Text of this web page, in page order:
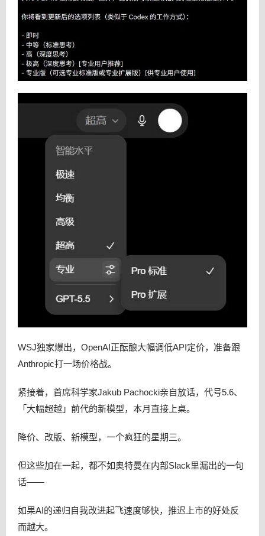
WSJ独家爆出，OpenAI正酝酿大幅调低API定价，准备跟
Anthropic打一场价格战。
紧接着，首席科学家Jakub Pachocki亲自放话，代号5.6、
「大幅超越」前代的新模型，本月直接上桌。
降价、改版、新模型，一个疯狂的星期三。
但这些加在一起，都不如奥特曼在内部Slack里漏出的一句
话——
如果AI的递归自我改进起飞速度够快，推迟上市的好处反
而越大。